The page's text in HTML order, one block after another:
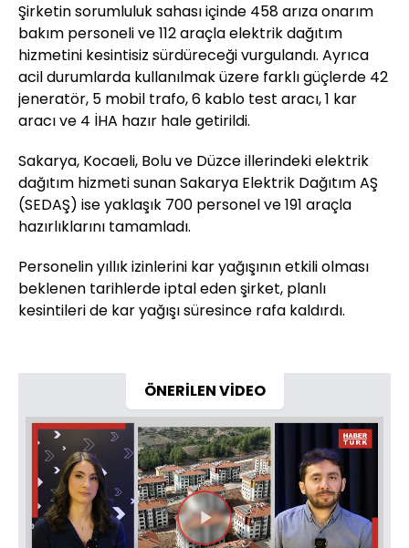
Şirketin sorumluluk sahası içinde 458 arıza onarım
bakım personeli ve 112 araçla elektrik dağıtım
hizmetini kesintisiz sürdüreceği vurgulandı. Ayrıca
acil durumlarda kullanılmak üzere farklı güçlerde 42
jeneratör, 5 mobil trafo, 6 kablo test aracı, 1 kar
aracı ve 4 İHA hazır hale getirildi.
Sakarya, Kocaeli, Bolu ve Düzce illerindeki elektrik
dağıtım hizmeti sunan Sakarya Elektrik Dağıtım AŞ
(SEDAŞ) ise yaklaşık 700 personel ve 191 araçla
hazırlıklarını tamamladı.
Personelin yıllık izinlerini kar yağışının etkili olması
beklenen tarihlerde iptal eden şirket, planlı
kesintileri de kar yağışı süresince rafa kaldırdı.
ÖNERİLEN VİDEO
Videoyu